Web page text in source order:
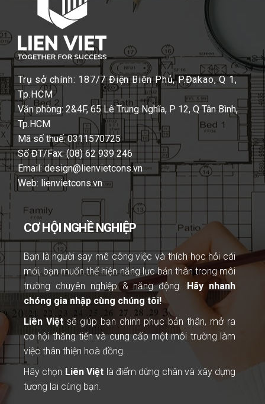
Trụ sở chính: 187/7 Điện Biên Phủ, P.Đakao, Q 1,
Tp.HCM
Văn phòng: 2&4F, 65 Lê Trung Nghĩa, P 12, Q Tân Bình,
Tp.HCM
Mã số thuế: 0311570725
Số ĐT/Fax: (08) 62 939 246
Email: design@lienvietcons.vn
Web: lienvietcons.vn
CƠ HỘI NGHỀ NGHIỆP
Bạn là người say mê công việc và thích học hỏi cái
mới, bạn muốn thể hiện năng lực bản thân trong môi
trường chuyên nghiệp & năng động. Hãy nhanh
chóng gia nhập cùng chúng tôi!
Liên Việt sẽ giúp bạn chinh phục bản thân, mở ra
cơ hội thăng tiến và cung cấp một môi trường làm
việc thân thiện hoà đồng.
Hãy chọn Liên Việt là điểm dừng chân và xây dựng
tương lai cùng bạn.